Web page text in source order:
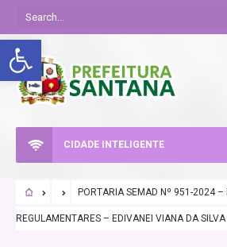
Abrir a barra de ferramentas
CIDADE INTELIGENTE
PORTARIA SEMAD Nº 951-2024 –
REGULAMENTARES – EDIVANEI VIANA DA